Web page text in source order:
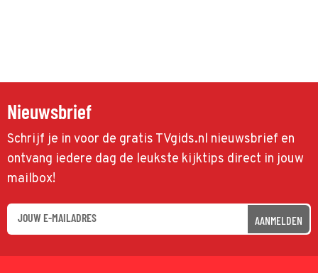
Nieuwsbrief
Schrijf je in voor de gratis TVgids.nl nieuwsbrief en
ontvang iedere dag de leukste kijktips direct in jouw
mailbox!
AANMELDEN